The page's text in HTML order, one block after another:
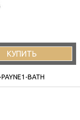
КУПИТЬ
BATH